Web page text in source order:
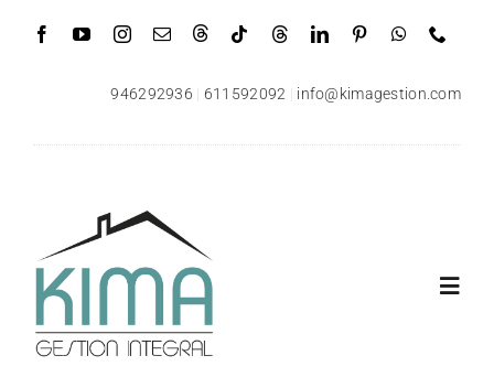
946292936 611592092 info@kimagestion.com